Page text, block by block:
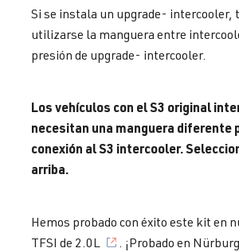
Si se instala un upgrade- intercooler,
utilizarse la manguera entre
presión de upgrade- intercooler.
Los vehículos con el S3 original
necesitan una manguera diferente
conexión al S3 intercooler.
arriba.
Hemos probado con éxito este kit en
TFSI de 2.0L
. ¡Probado en